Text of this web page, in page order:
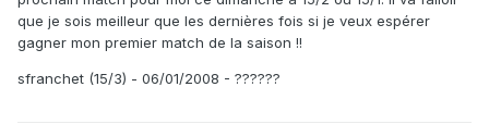
que je sois meilleur que les dernières fois si je veux espérer
gagner mon premier match de la saison !!
sfranchet (15/3) - 06/01/2008 - ??????